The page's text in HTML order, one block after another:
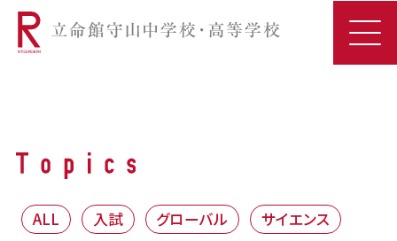
ALL 入試 グローバル
サイエンス